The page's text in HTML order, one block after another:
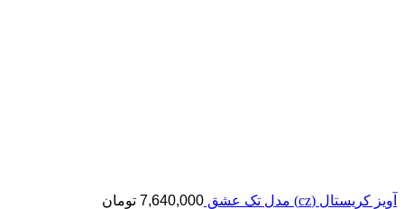
آویز کریستال (cz) مدل تک عشق 7,640,000 تومان